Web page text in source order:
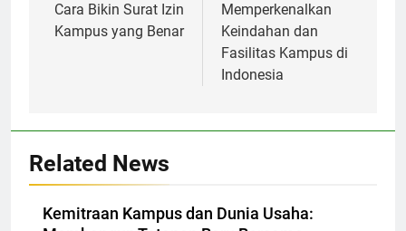
Cara Bikin Surat Izin
Kampus yang Benar
Memperkenalkan
Keindahan dan
Fasilitas Kampus di
Indonesia
Related News
Kemitraan Kampus dan Dunia Usaha: